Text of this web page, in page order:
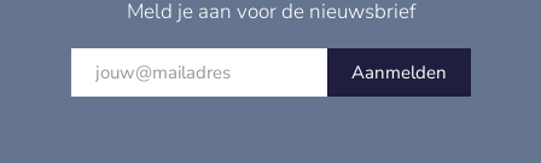
Meld je aan voor de nieuwsbrief
Aanmelden